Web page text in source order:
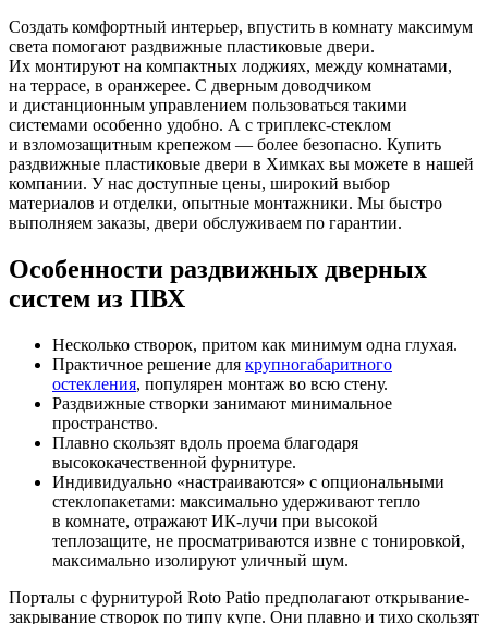
Создать комфортный интерьер, впустить в комнату максимум
света помогают раздвижные пластиковые двери.
Их монтируют на компактных лоджиях, между комнатами,
на террасе, в оранжерее. С дверным доводчиком
и дистанционным управлением пользоваться такими
системами особенно удобно. А с триплекс-стеклом
и взломозащитным крепежом — более безопасно. Купить
раздвижные пластиковые двери в Химках вы можете в нашей
компании. У нас доступные цены, широкий выбор
материалов и отделки, опытные монтажники. Мы быстро
выполняем заказы, двери обслуживаем по гарантии.
Особенности раздвижных дверных
систем из ПВХ
Несколько створок, притом как минимум одна глухая.
Практичное решение для крупногабаритного
остекления, популярен монтаж во всю стену.
Раздвижные створки занимают минимальное
пространство.
Плавно скользят вдоль проема благодаря
высококачественной фурнитуре.
Индивидуально «настраиваются» с опциональными
стеклопакетами: максимально удерживают тепло
в комнате, отражают ИК-лучи при высокой
теплозащите, не просматриваются извне с тонировкой,
максимально изолируют уличный шум.
Порталы с фурнитурой Roto Patio предполагают открывание-
закрывание створок по типу купе. Они плавно и тихо скользят